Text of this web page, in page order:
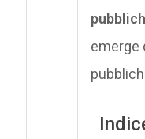
emerge